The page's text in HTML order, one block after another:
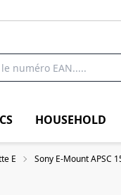
HOUSEHOLD
E Sony E-Mount APSC